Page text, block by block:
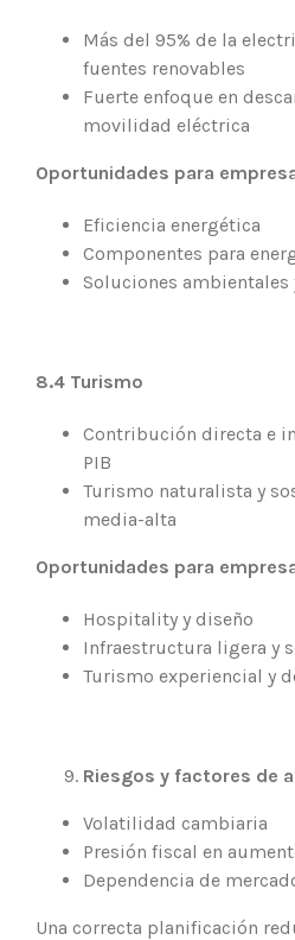
Más del 95% de la
fuentes renovables
Fuerte enfoque en
movilidad eléctrica
Oportunidades para
Eficiencia energética
Componentes para
Soluciones
8.4 Turismo
Contribución directa e
PIB
Turismo naturalista y
media-alta
Oportunidades para
Hospitality y diseño
Infraestructura ligera y
Turismo experiencial y
Riesgos y factores de
Volatilidad cambiaria
Presión fiscal en
Dependencia de
Una correcta planificación